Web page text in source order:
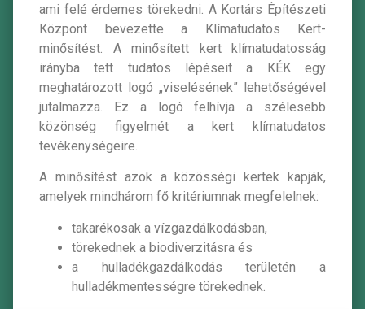
ami felé érdemes törekedni. A Kortárs Építészeti
Központ bevezette a Klímatudatos Kert-
minősítést. A minősített kert klímatudatosság
irányba tett tudatos lépéseit a KÉK egy
meghatározott logó „viselésének” lehetőségével
jutalmazza. Ez a logó felhívja a szélesebb
közönség figyelmét a kert klímatudatos
tevékenységeire.
A minősítést azok a közösségi kertek kapják,
amelyek mindhárom fő kritériumnak megfelelnek:
takarékosak a vízgazdálkodásban,
törekednek a biodiverzitásra és
a hulladékgazdálkodás területén a
hulladékmentességre törekednek.